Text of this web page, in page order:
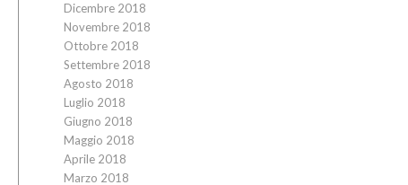
Dicembre 2018
Novembre 2018
Ottobre 2018
Settembre 2018
Agosto 2018
Luglio 2018
Giugno 2018
Maggio 2018
Aprile 2018
Marzo 2018